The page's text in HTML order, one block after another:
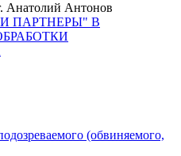
Анатолий Антонов
ПАРТНЕРЫ" В
(обвиняемого,